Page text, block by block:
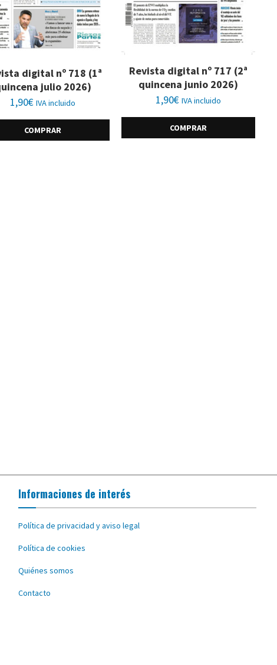
digital nº 718 (1ª
julio 2026)
1,90€ IVA incluido
COMPRAR
Revista digital nº 717 (2ª
quincena junio 2026)
1,90€ IVA incluido
COMPRAR
Informaciones de interés
Política de privacidad y aviso legal
Política de cookies
Quiénes somos
Contacto